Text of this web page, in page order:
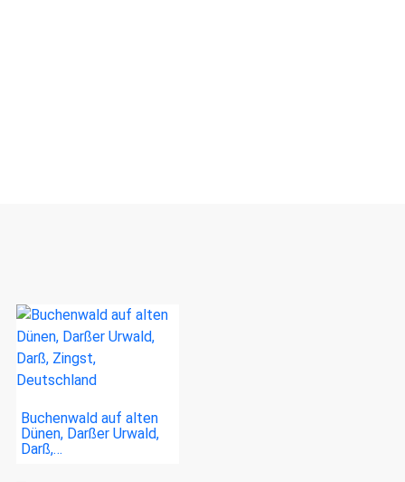
Buchenwald auf alten
Dünen, Darßer Urwald,
Darß,…